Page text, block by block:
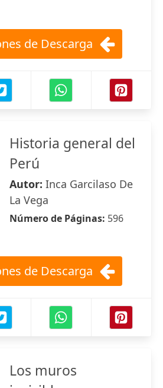
de Descarga
Historia general del
Perú
Autor: Inca Garcilaso De
La Vega
Número de Páginas: 596
de Descarga
Los muros